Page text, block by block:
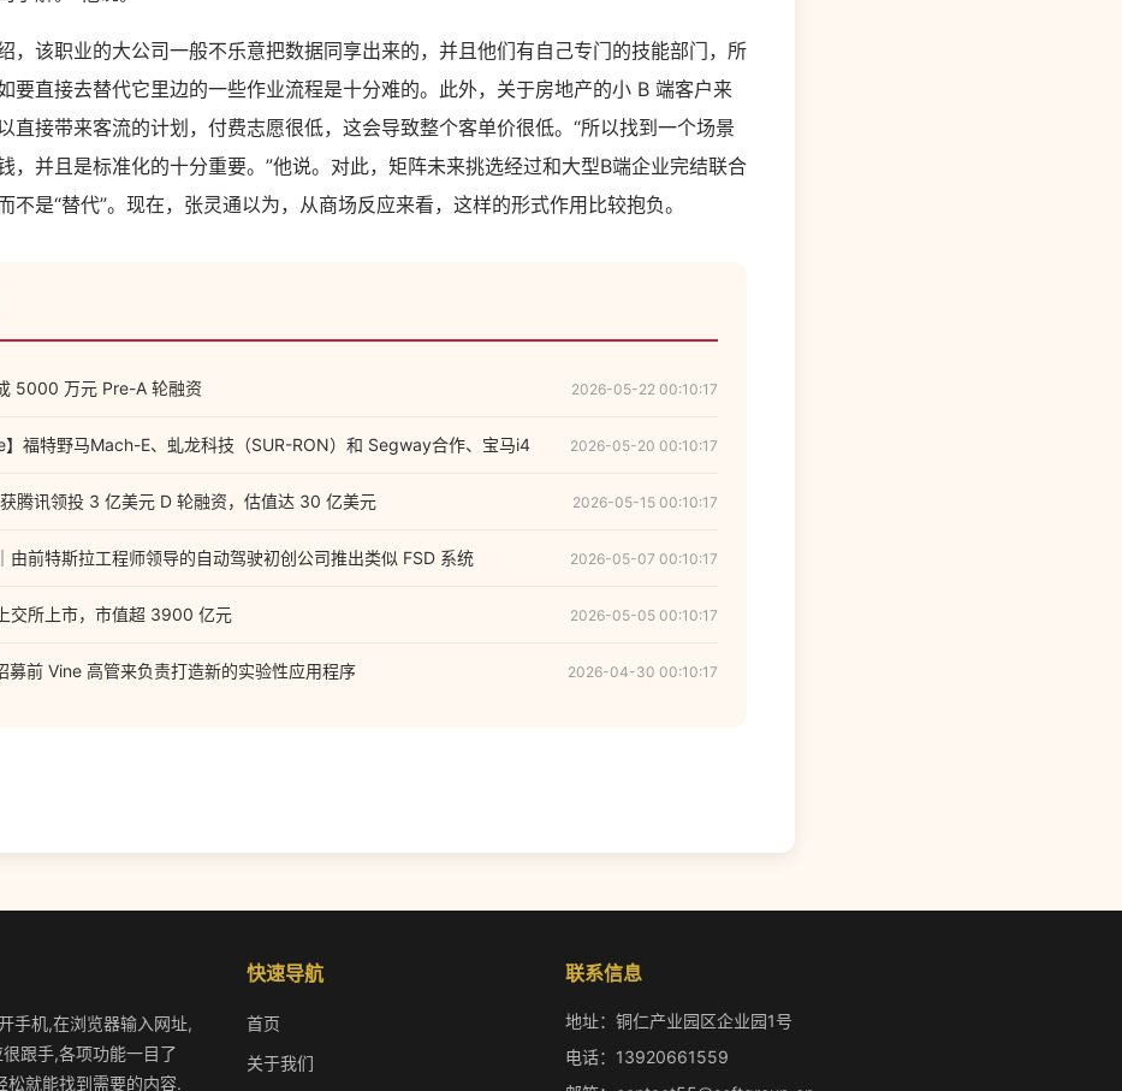
，该职业的大公司一般不乐意把数据同享出来的，并且他们有自己专门的技能部门，所
要直接去替代它里边的一些作业流程是十分难的。此外，关于房地产的小 B 端客户来
直接带来客流的计划，付费志愿很低，这会导致整个客单价很低。“所以找到一个场景
，并且是标准化的十分重要。”他说。对此，矩阵未来挑选经过和大型B端企业完结联合
不是“替代”。现在，张灵通以为，从商场反应来看，这样的形式作用比较抱负。
5000 万元 Pre-A 轮融资 2026-05-22 00:10:17
】福特野马Mach-E、虬龙科技（SUR-RON）和 Segway合作、宝马i4 2026-05-20 00:10:17
腾讯领投 3 亿美元 D 轮融资，估值达 30 亿美元 2026-05-15 00:10:17
由前特斯拉工程师领导的自动驾驶初创公司推出类似 FSD 系统 2026-05-07 00:10:17
交所上市，市值超 3900 亿元 2026-05-05 00:10:17
募前 Vine 高管来负责打造新的实验性应用程序 2026-04-30 00:10:17
手机,在浏览器输入网址,
跟手,各项功能一目了
松就能找到需要的内容.
快速导航
首页
关于我们
联系信息
地址：铜仁产业园区企业园1号
电话：13920661559